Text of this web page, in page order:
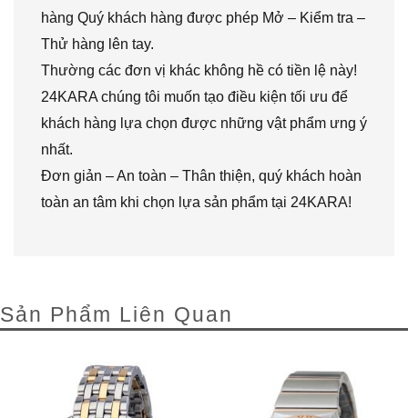
hàng Quý khách hàng được phép Mở – Kiểm tra –
Thử hàng lên tay.
Thường các đơn vị khác không hề có tiền lệ này!
24KARA chúng tôi muốn tạo điều kiện tối ưu để
khách hàng lựa chọn được những vật phẩm ưng ý
nhất.
Đơn giản – An toàn – Thân thiện, quý khách hoàn
toàn an tâm khi chọn lựa sản phẩm tại 24KARA!
Sản Phẩm Liên Quan